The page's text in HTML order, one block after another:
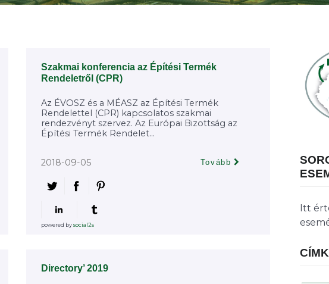
Szakmai konferencia az Építési Termék
Rendeletről (CPR)
Az ÉVOSZ és a MÉASZ az Építési Termék
Rendelettel (CPR) kapcsolatos szakmai
rendezvényt szervez. Az Európai Bizottság az
Építési Termék Rendelet...
2018-09-05 Tovább
powered bysocial2s
Directory’ 2019
Itt